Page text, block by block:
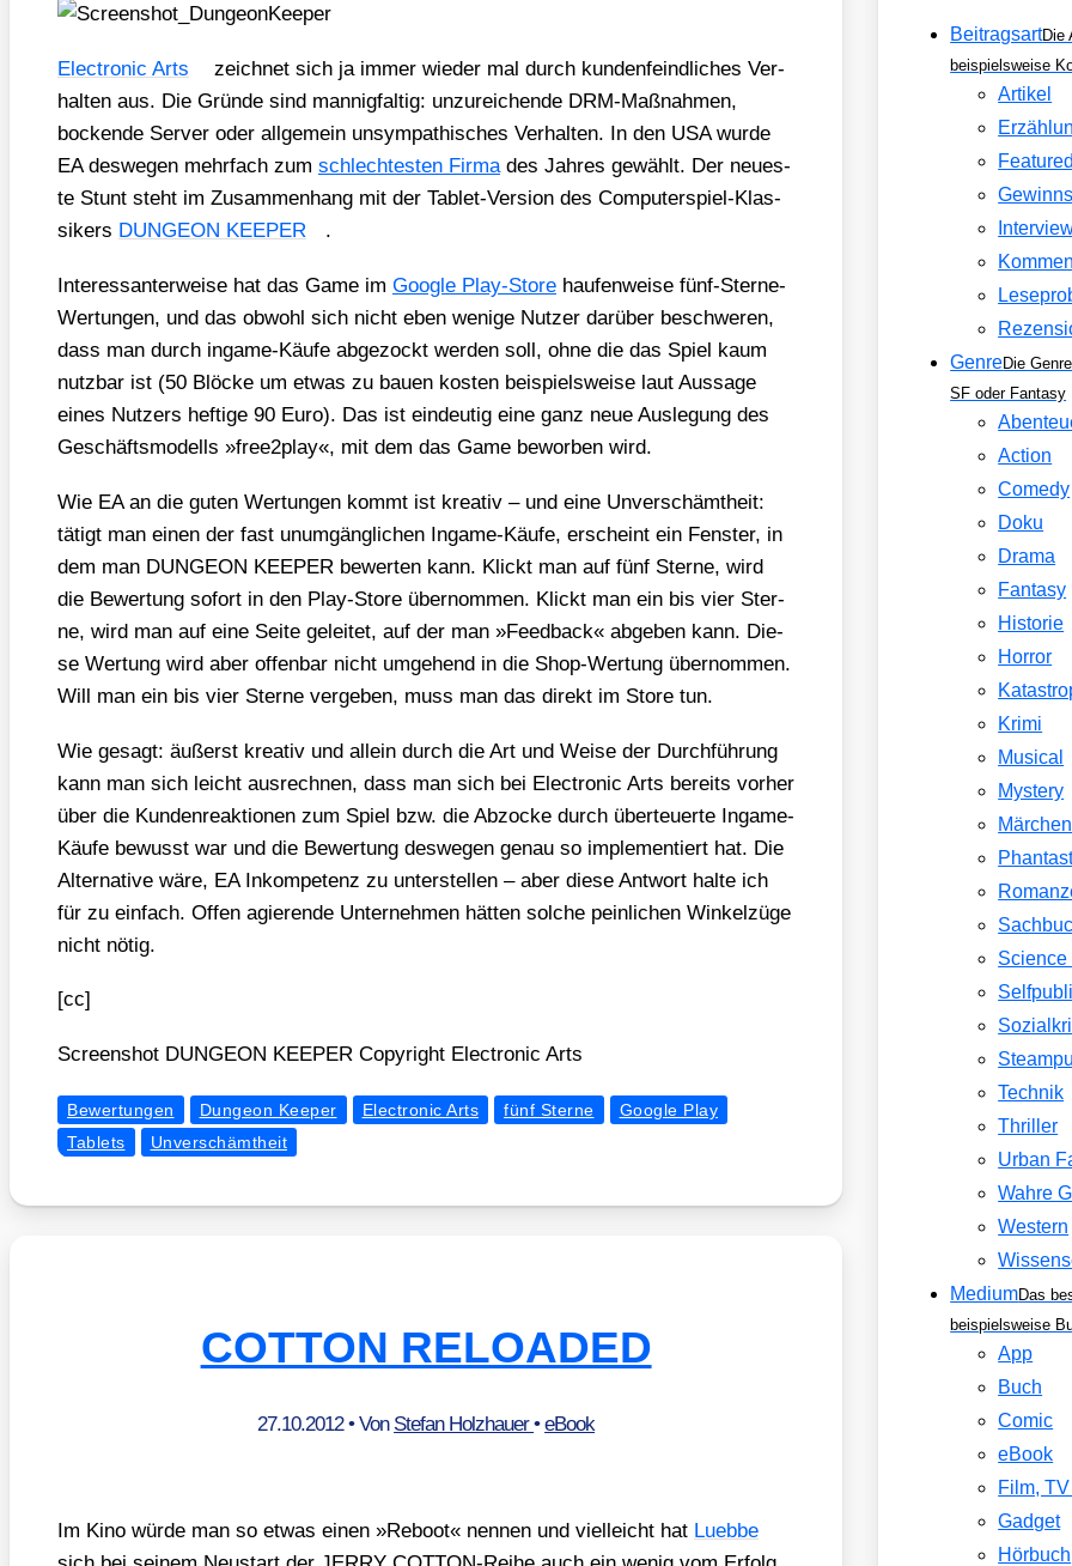
Elec­tro­nic Arts
zeich­net sich ja immer wie­der mal durch kun­den­feind­li­ches Ver­
hal­ten aus. Die Grün­de sind man­nig­fal­tig: unzu­rei­chen­de DRM-Maß­nah­men,
bocken­de Ser­ver oder all­ge­mein unsym­pa­thi­sches Ver­hal­ten. In den USA wur­de
EA des­we­gen mehr­fach zum schlech­tes­ten Fir­mades Jah­res gewählt. Der neu­es­
te Stunt steht im Zusam­men­hang mit der Tablet-Ver­si­on des Com­pu­ter­spiel-Klas­
si­kers DUNGEON KEEPER .
Inter­es­san­ter­wei­se hat das Game im Goog­le Play-Store hau­fen­wei­se fünf-Ster­ne-
Wer­tun­gen, und das obwohl sich nicht eben weni­ge Nut­zer dar­über beschwe­ren,
dass man durch ingame-Käu­fe abge­zockt wer­den soll, ohne die das Spiel kaum
nutz­bar ist (50 Blö­cke um etwas zu bau­en kos­ten bei­spiels­wei­se laut Aus­sa­ge
eines Nut­zers hef­ti­ge 90 Euro). Das ist ein­deu­tig eine ganz neue Aus­le­gung des
Geschäfts­mo­dells »free2play«, mit dem das Game bewor­ben wird.
Wie EA an die guten Wer­tun­gen kommt ist krea­tiv – und eine Unver­schämt­heit:
tätigt man einen der fast unum­gäng­li­chen Ingame-Käu­fe, erscheint ein Fens­ter, in
dem man DUNGEON KEEPER bewer­ten kann. Klickt man auf fünf Ster­ne, wird
die Bewer­tung sofort in den Play-Store über­nom­men. Klickt man ein bis vier Ster­
ne, wird man auf eine Sei­te gelei­tet, auf der man »Feed­back« abge­ben kann. Die­
se Wer­tung wird aber offen­bar nicht umge­hend in die Shop-Wer­tung über­nom­men.
Will man ein bis vier Ster­ne ver­ge­ben, muss man das direkt im Store tun.
Wie gesagt: äußerst krea­tiv und allein durch die Art und Wei­se der Durch­füh­rung
kann man sich leicht aus­rech­nen, dass man sich bei Elec­tro­nic Arts bereits vor­her
über die Kun­den­re­ak­tio­nen zum Spiel bzw. die Abzo­cke durch über­teu­er­te Ingame-
Käu­fe bewusst war und die Bewer­tung des­we­gen genau so imple­men­tiert hat. Die
Alter­na­ti­ve wäre, EA Inkom­pe­tenz zu unter­stel­len – aber die­se Ant­wort hal­te ich
für zu ein­fach. Offen agie­ren­de Unter­neh­men hät­ten sol­che pein­li­chen Win­kel­zü­ge
nicht nötig.
[cc]
Screen­shot DUNGEON KEEPER Copy­right Elec­tro­nic Arts
Bewertungen Dungeon Keeper Electronic Arts fünf Sterne
Google Play
Tablets
Unverschämtheit
COTTON RELOADED
27.10.2012• Von Stefan Holzhauer•eBook
Im Kino wür­de man so etwas einen »Reboot« nen­nen und viel­leicht hat Lueb­be
BeitragsartDie
beispielsweise
Artikel
GenreDie
SF oder Fantasy
Action
Comedy
Doku
Drama
Fantasy
Historie
Horror
Krimi
Musical
Mystery
Märchen
Science
Technik
Thriller
Urban
Wahre
Western
MediumDas
beispielsweise
App
Buch
Comic
eBook
Film,
Gadget
Hörbuch